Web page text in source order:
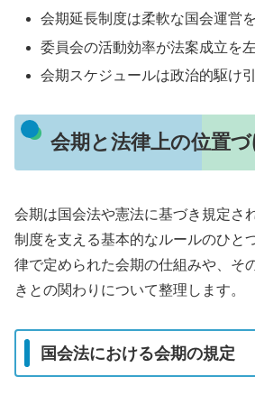
会期延長制度は柔軟な国会運営
委員会の活動効率が法案成立を
会期スケジュールは政治的駆け
会期と法律上の位置づ
会期は国会法や憲法に基づき規定さ
制度を支える基本的なルールのひと
律で定められた会期の仕組みや、そ
きとの関わりについて整理します。
国会法における会期の規定